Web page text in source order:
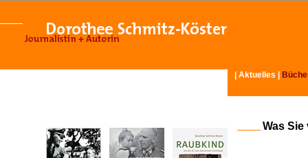
Aktuelles
Was